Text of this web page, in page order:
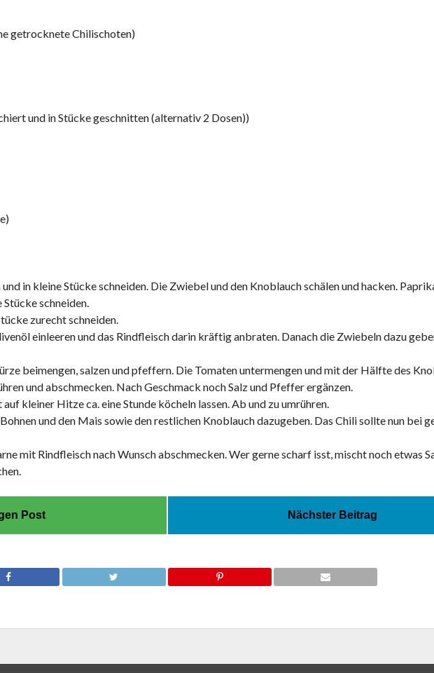
getrocknete Chilischoten)
und in Stücke geschnitten (alternativ 2 Dosen))
in kleine Stücke schneiden. Die Zwiebel und den Knoblauch schälen und hacken.
schneiden.
zurecht schneiden.
einleeren und das Rindfleisch darin kräftig anbraten. Danach die Zwiebeln dazu
beimengen, salzen und pfeffern. Die Tomaten untermengen und mit der Hälfte des
und abschmecken. Nach Geschmack noch Salz und Pfeffer ergänzen.
kleiner Hitze ca. eine Stunde köcheln lassen. Ab und zu umrühren.
und den Mais sowie den restlichen Knoblauch dazugeben. Das Chili sollte nun bei
mit Rindfleisch nach Wunsch abschmecken. Wer gerne scharf isst, mischt noch etwas
Post Nächster Beitrag